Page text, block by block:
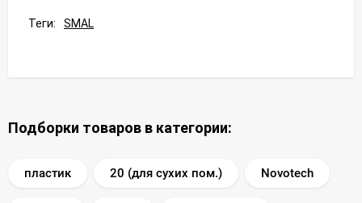
Теги: SMAL
Подборки товаров в категории:
пластик 20 (для сухих пом.) Novotech